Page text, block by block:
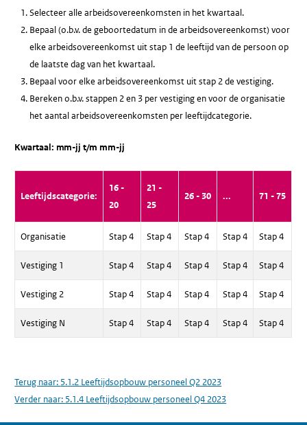
Selecteer alle arbeidsovereenkomsten in het kwartaal.
Bepaal (o.b.v. de geboortedatum in de arbeidsovereenkomst) voor
elke arbeidsovereenkomst uit stap 1 de leeftijd van de persoon op
de laatste dag van het kwartaal.
Bepaal voor elke arbeidsovereenkomst uit stap 2 de vestiging.
Bereken o.b.v. stappen 2 en 3 per vestiging en voor de organisatie
het aantal arbeidsovereenkomsten per leeftijdcategorie.
Kwartaal: mm-jj t/m mm-jj
Leeftijdscategorie:
16 -
20
21 -
25
26 - 30 ... 71 - 75
Organisatie Stap 4 Stap 4 Stap 4 Stap 4 Stap 4
Vestiging 1 Stap 4 Stap 4 Stap 4 Stap 4 Stap 4
Vestiging 2 Stap 4 Stap 4 Stap 4 Stap 4 Stap 4
Vestiging N Stap 4 Stap 4 Stap 4 Stap 4 Stap 4
Terug naar: 5.1.2 Leeftijdsopbouw personeel Q2 2023
Verder naar: 5.1.4 Leeftijdsopbouw personeel Q4 2023